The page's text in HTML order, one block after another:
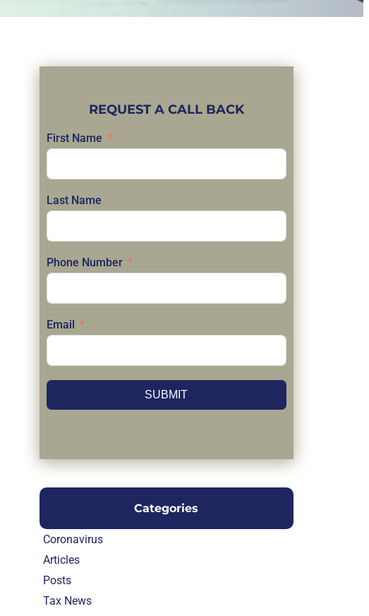
REQUEST A CALL BACK
First Name
Last Name
Phone Number
Email
SUBMIT
Categories
Coronavirus
Articles
Posts
Tax News